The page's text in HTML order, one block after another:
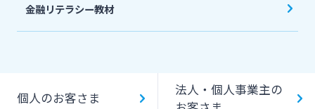
金融リテラシー教材
個人のお客さま
法人・個人事業主の